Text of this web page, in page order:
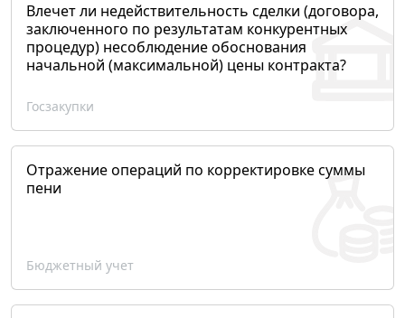
Влечет ли недействительность сделки (договора,
заключенного по результатам конкурентных
процедур) несоблюдение обоснования
начальной (максимальной) цены контракта?
Госзакупки
Отражение операций по корректировке суммы
пени
Бюджетный учет